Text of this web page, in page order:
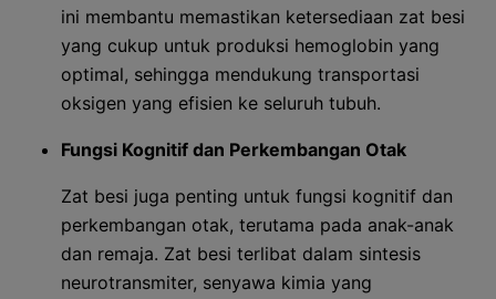
ini membantu memastikan ketersediaan zat besi
yang cukup untuk produksi hemoglobin yang
optimal, sehingga mendukung transportasi
oksigen yang efisien ke seluruh tubuh.
Fungsi Kognitif dan Perkembangan Otak
Zat besi juga penting untuk fungsi kognitif dan
perkembangan otak, terutama pada anak-anak
dan remaja. Zat besi terlibat dalam sintesis
neurotransmiter, senyawa kimia yang